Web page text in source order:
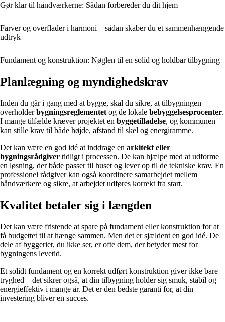
Gør klar til håndværkerne: Sådan forbereder du dit hjem
Farver og overflader i harmoni – sådan skaber du et sammenhængende
udtryk
Fundament og konstruktion: Nøglen til en solid og holdbar tilbygning
Planlægning og myndighedskrav
Inden du går i gang med at bygge, skal du sikre, at tilbygningen
overholderbygningsreglementet og de lokale bebyggelsesprocenter.
I mange tilfælde kræver projektet en byggetilladelse, og kommunen
kan stille krav til både højde, afstand til skel og energiramme.
Det kan være en god idé at inddrage en arkitekt eller
bygningsrådgiver tidligt i processen. De kan hjælpe med at udforme
en løsning, der både passer til huset og lever op til de tekniske krav. En
professionel rådgiver kan også koordinere samarbejdet mellem
håndværkere og sikre, at arbejdet udføres korrekt fra start.
Kvalitet betaler sig i længden
Det kan være fristende at spare på fundament eller konstruktion for at
få budgettet til at hænge sammen. Men det er sjældent en god idé. De
dele af byggeriet, du ikke ser, er ofte dem, der betyder mest for
bygningens levetid.
Et solidt fundament og en korrekt udført konstruktion giver ikke bare
tryghed – det sikrer også, at din tilbygning holder sig smuk, stabil og
energieffektiv i mange år. Det er den bedste garanti for, at din
investering bliver en succes.